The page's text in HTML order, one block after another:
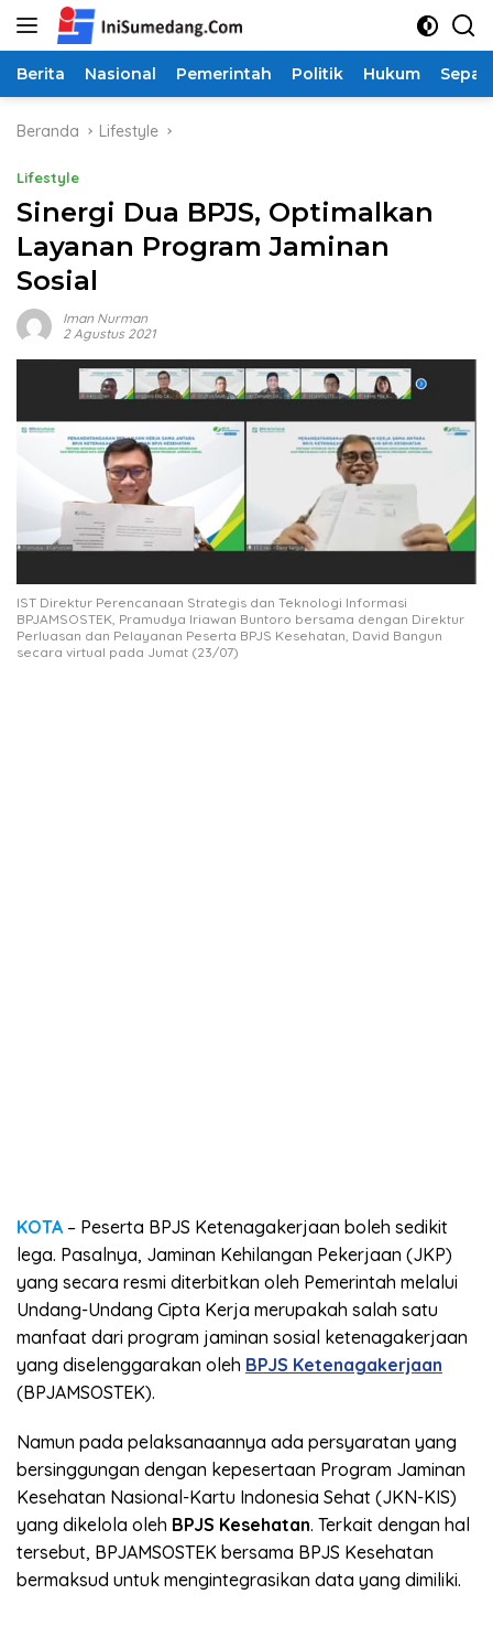
Langsung
Berita Nasional Pemerintah Politik Hukum
Beranda Lifestyle
Lifestyle
Sinergi Dua BPJS, Optimalkan
Layanan Program Jaminan
Sosial
Iman Nurman
2 Agustus 2021
IST Direktur Perencanaan Strategis dan Teknologi Informasi
BPJAMSOSTEK, Pramudya Iriawan Buntoro bersama dengan Direktur
Perluasan dan Pelayanan Peserta BPJS Kesehatan, David Bangun
secara virtual pada Jumat (23/07)
KOTA – Peserta BPJS Ketenagakerjaan boleh sedikit
lega. Pasalnya, Jaminan Kehilangan Pekerjaan (JKP)
yang secara resmi diterbitkan oleh Pemerintah melalui
Undang-Undang Cipta Kerja merupakah salah satu
manfaat dari program jaminan sosial ketenagakerjaan
yang diselenggarakan oleh BPJS Ketenagakerjaan
(BPJAMSOSTEK).
Namun pada pelaksanaannya ada persyaratan yang
bersinggungan dengan kepesertaan Program Jaminan
Kesehatan Nasional-Kartu Indonesia Sehat (JKN-KIS)
yang dikelola oleh BPJS Kesehatan. Terkait dengan hal
tersebut, BPJAMSOSTEK bersama BPJS Kesehatan
bermaksud untuk mengintegrasikan data yang dimiliki.